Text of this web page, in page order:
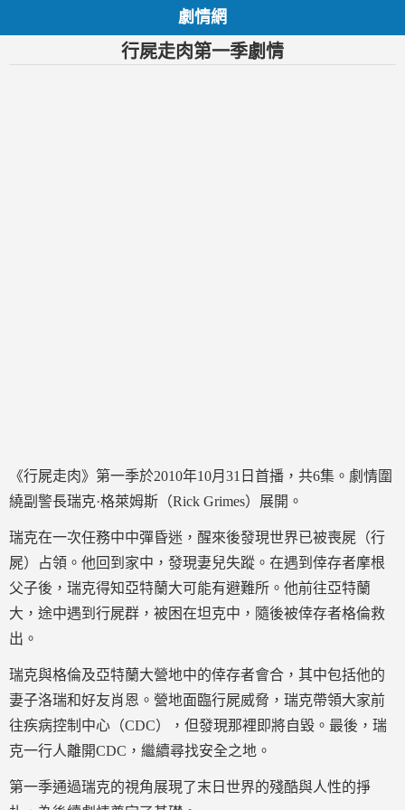
劇情網
行屍走肉第一季劇情
《行屍走肉》第一季於2010年10月31日首播，共6集。劇情圍
繞副警長瑞克·格萊姆斯（Rick Grimes）展開。
瑞克在一次任務中中彈昏迷，醒來後發現世界已被喪屍（行
屍）占領。他回到家中，發現妻兒失蹤。在遇到倖存者摩根
父子後，瑞克得知亞特蘭大可能有避難所。他前往亞特蘭
大，途中遇到行屍群，被困在坦克中，隨後被倖存者格倫救
出。
瑞克與格倫及亞特蘭大營地中的倖存者會合，其中包括他的
妻子洛瑞和好友肖恩。營地面臨行屍威脅，瑞克帶領大家前
往疾病控制中心（CDC），但發現那裡即將自毀。最後，瑞
克一行人離開CDC，繼續尋找安全之地。
第一季通過瑞克的視角展現了末日世界的殘酷與人性的掙